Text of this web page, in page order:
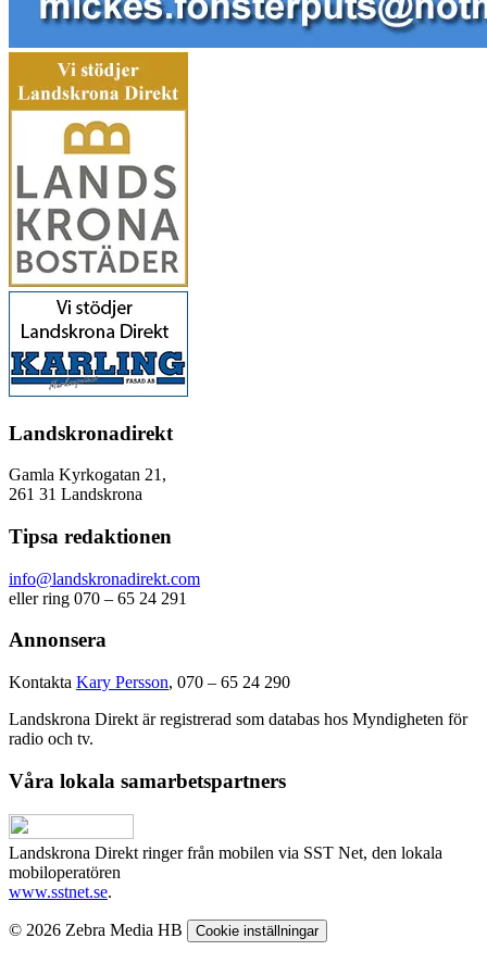
Landskronadirekt
Gamla Kyrkogatan 21,
261 31 Landskrona
Tipsa redaktionen
info@landskronadirekt.com
eller ring 070 – 65 24 291
Annonsera
Kontakta Kary Persson, 070 – 65 24 290
Landskrona Direkt är registrerad som databas hos Myndigheten för
radio och tv.
Våra lokala samarbetspartners
Landskrona Direkt ringer från mobilen via SST Net, den lokala
mobiloperatören
www.sstnet.se.
© 2026 Zebra Media HB Cookie inställningar